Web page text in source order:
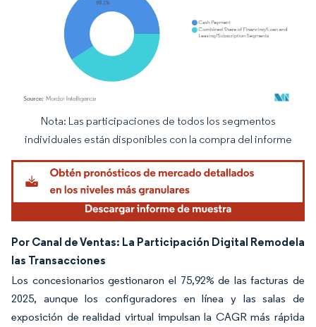
Imagen © Mordor Intelligence. El uso requiere atribución según CC BY 4.0.
Nota: Las participaciones de todos los segmentos
individuales están disponibles con la compra del informe
Por Canal de Ventas: La Participación Digital Remodela
las Transacciones
Los concesionarios gestionaron el 75,92% de las facturas de
2025, aunque los configuradores en línea y las salas de
exposición de realidad virtual impulsan la CAGR más rápida